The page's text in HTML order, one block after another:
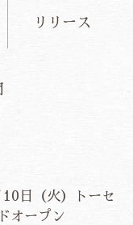
リリース
10日（火）トーセ
オープン